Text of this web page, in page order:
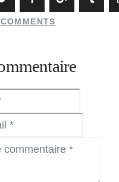
COMMENTS